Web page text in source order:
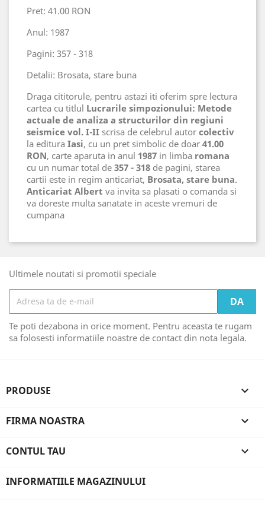
Pret: 41.00 RON
Anul: 1987
Pagini: 357 - 318
Detalii: Brosata, stare buna
Draga cititorule, pentru astazi iti oferim spre lectura
cartea cu titlul Lucrarile simpozionului: Metode
actuale de analiza a structurilor din regiuni
seismice vol. I-II scrisa de celebrul autor colectiv
la editura Iasi, cu un pret simbolic de doar 41.00
RON, carte aparuta in anul 1987 in limba romana
cu un numar total de 357 - 318 de pagini, starea
cartii este in regim anticariat, Brosata, stare buna.
Anticariat Albert va invita sa plasati o comanda si
va doreste multa sanatate in aceste vremuri de
cumpana
Ultimele noutati si promotii speciale
Te poti dezabona in orice moment. Pentru aceasta te rugam
sa folosesti informatiile noastre de contact din nota legala.
PRODUSE 
FIRMA NOASTRA 
CONTUL TAU 
INFORMATIILE MAGAZINULUI